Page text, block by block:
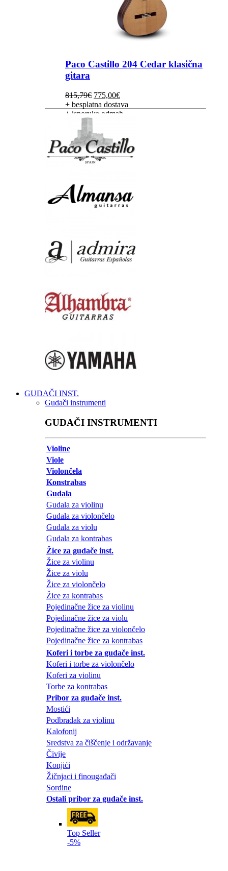
Paco Castillo 204 Cedar klasična
gitara
815,79€ Izvorna
cijena
bila
815,79€.
775,00€Trenutna
cijena
je:
+ besplatna dostava
+ isporuka odmah
GUDAČI INST.
Gudači instrumenti
GUDAČI INSTRUMENTI
Violine
Viole
Violončela
Konstrabas
Gudala
Gudala za violinu
Gudala za violončelo
Gudala za violu
Gudala za kontrabas
Žice za gudače inst.
Žice za violinu
Žice za violu
Žice za violončelo
Žice za kontrabas
Pojedinačne žice za violinu
Pojedinačne žice za violu
Pojedinačne žice za violončelo
Pojedinačne žice za kontrabas
Koferi i torbe za gudače inst.
Koferi i torbe za violončelo
Koferi za violinu
Torbe za kontrabas
Pribor za gudače inst.
Mostići
Podbradak za violinu
Kalofonij
Sredstva za čiščenje i održavanje
Čivije
Konjići
Žičnjaci i finougađači
Sordine
Ostali pribor za gudače inst.
Top Seller
-5%